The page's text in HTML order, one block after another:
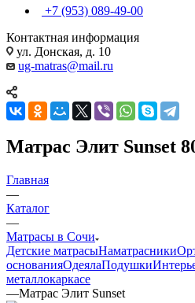
+7 (953) 089-49-00
Контактная информация
ул. Донская, д. 10
ug-matras@mail.ru
Матрас Элит Sunset
Главная
—
Каталог
—
Матрасы в Сочи
Детские матрасыНаматрасники
основанияОдеялаПодушки
металлокаркасе
—Матрас Элит Sunset